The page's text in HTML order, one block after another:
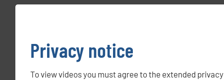
Privacy notice
To view videos you must agree to the extended privacy